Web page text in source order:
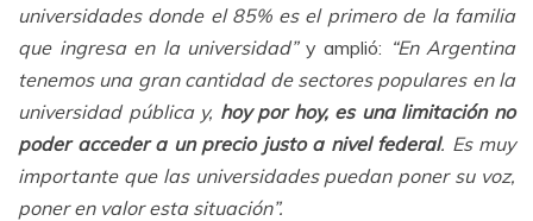
universidades donde el 85% es el primero de la familia
que ingresa en la universidad” y amplió: “En Argentina
tenemos una gran cantidad de sectores populares en la
universidad pública y, hoy por hoy, es una limitación no
poder acceder a un precio justo a nivel federal. Es muy
importante que las universidades puedan poner su voz,
poner en valor esta situación”.